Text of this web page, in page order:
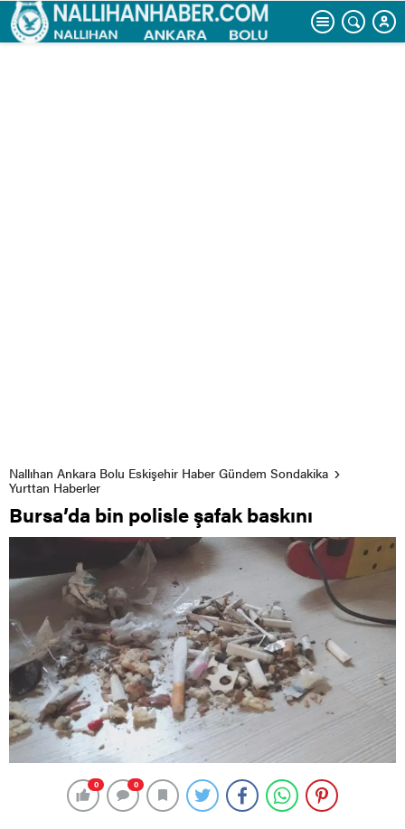
Nallıhan Ankara Bolu Eskişehir Haber Gündem Sondakika
Yurttan Haberler
Bursa’da bin polisle şafak baskını
0 0